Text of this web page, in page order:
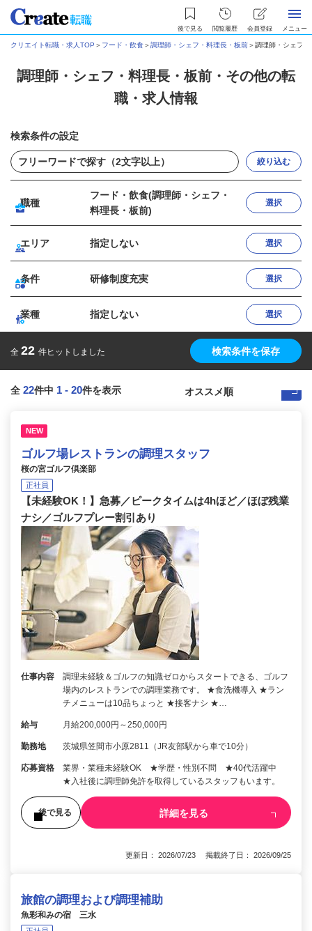
後で見る 閲覧履歴 会員登録 メニュー
クリエイト転職・求人TOP ＞ フード・飲食＞調理師・シェフ・料理長・板前＞調理師・シェフ
調理師・シェフ・料理長・板前・その他の転
職・求人情報
検索条件の設定
絞り込む
職種
フード・飲食(調理師・シェフ・
料理長・板前)
選択
エリア 指定しない 選択
条件 研修制度充実 選択
業種 指定しない 選択
全 22 件ヒットしました 検索条件を保存
全 22件中 1 - 20件を表示
NEW
ゴルフ場レストランの調理スタッフ
桜の宮ゴルフ倶楽部
正社員
【未経験OK！】急募／ピークタイムは4hほど／ほぼ残業
ナシ／ゴルフプレー割引あり
仕事内容
調理未経験＆ゴルフの知識ゼロからスタートできる、ゴルフ
場内のレストランでの調理業務です。 ★食洗機導入 ★ラン
チメニューは10品ちょっと ★接客ナシ ★…
給与 月給200,000円～250,000円
勤務地 茨城県笠間市小原2811（JR友部駅から車で10分）
応募資格
業界・業種未経験OK ★学歴・性別不問 ★40代活躍中
★入社後に調理師免許を取得しているスタッフもいます。
後で見る 詳細を見る
更新日： 2026/07/23 掲載終了日： 2026/09/25
旅館の調理および調理補助
魚彩和みの宿 三水